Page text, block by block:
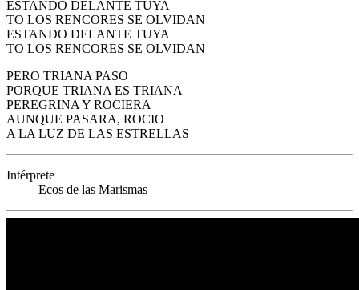
ESTANDO DELANTE TUYA
TO LOS RENCORES SE OLVIDAN
ESTANDO DELANTE TUYA
TO LOS RENCORES SE OLVIDAN
PERO TRIANA PASO
PORQUE TRIANA ES TRIANA
PEREGRINA Y ROCIERA
AUNQUE PASARA, ROCIO
A LA LUZ DE LAS ESTRELLAS
Intérprete
Ecos de las Marismas